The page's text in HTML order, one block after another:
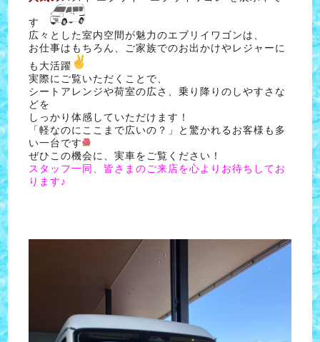
す
広々とした室内空間が魅力のエブリイワゴンは、
お仕事はもちろん、ご家族でのお出かけやレジャーに
も大活躍
実際にご覧いただくことで、
シートアレンジや荷室の広さ、乗り降りのしやすさな
どを
しっかり体感していただけます！
「軽なのにここまで広いの？」と驚かれるお客様も多
い一台です
ぜひこの機会に、実車をご覧ください！
スタッフ一同、皆さまのご来店を心よりお待ちしてお
ります♪